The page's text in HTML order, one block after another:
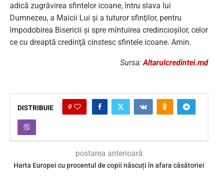
adică zugrăvirea sfintelor icoane, întru slava lui
Dumnezeu, a Maicii Lui şi a tuturor sfinţilor, pentru
împodobirea Bisericii şi spre mîntuirea credincioşilor, celor
ce cu dreaptă credinţă cinstesc sfintele icoane. Amin.
Sursa:Altarulcredintei.md
DISTRIBUIE 0
postarea anterioară
Harta Europei cu procentul de copii născuți în afara căsătoriei